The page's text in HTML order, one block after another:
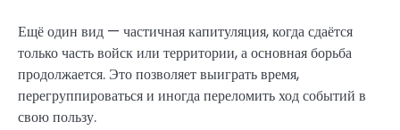
Ещё один вид — частичная капитуляция, когда сдаётся
только часть войск или территории, а основная борьба
продолжается. Это позволяет выиграть время,
перегруппироваться и иногда переломить ход событий в
свою пользу.